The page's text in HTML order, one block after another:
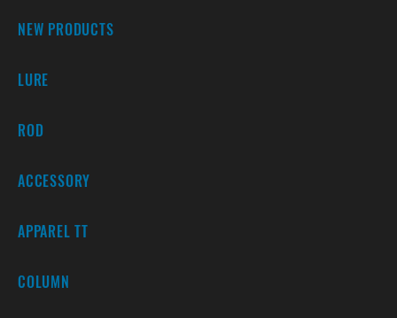
NEW PRODUCTS
LURE
ROD
ACCESSORY
APPAREL TT
COLUMN